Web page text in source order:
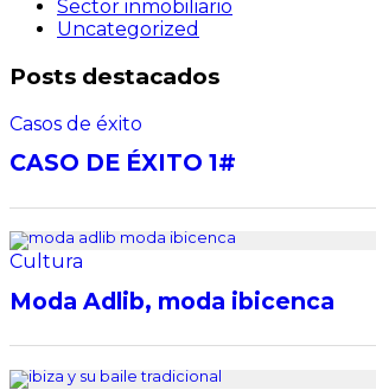
Sector inmobiliario
Uncategorized
Posts destacados